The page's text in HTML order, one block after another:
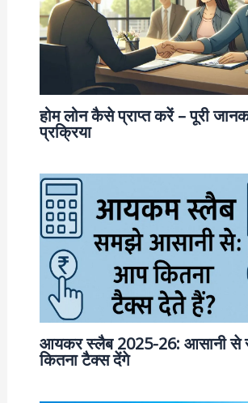
होम लोन कैसे प्राप्त करें – पूरी
प्रक्रिया
आयकर स्लैब 2025-26: आसानी
कितना टैक्स देंगे